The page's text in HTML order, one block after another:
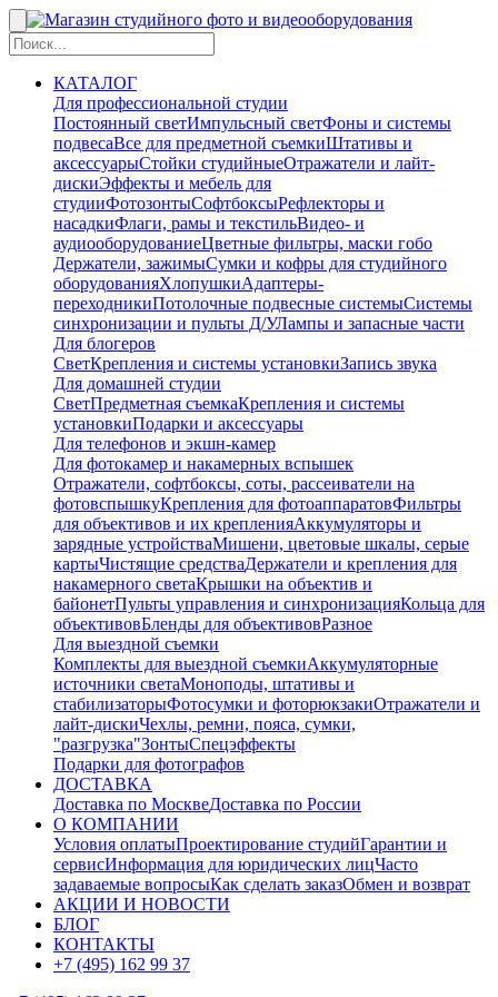
КАТАЛОГ
Для профессиональной студии
Постоянный светИмпульсный светФоны и системы
подвесаВсе для предметной съемкиШтативы и
аксессуарыСтойки студийныеОтражатели и лайт-
дискиЭффекты и мебель для
студииФотозонтыСофтбоксыРефлекторы и
насадкиФлаги, рамы и текстильВидео- и
аудиооборудованиеЦветные фильтры, маски гобо
Держатели, зажимыСумки и кофры для студийного
оборудованияХлопушкиАдаптеры-
переходникиПотолочные подвесные системыСистемы
синхронизации и пульты Д/УЛампы и запасные части
Для блогеров
СветКрепления и системы установкиЗапись звука
Для домашней студии
СветПредметная съемкаКрепления и системы
установкиПодарки и аксессуары
Для телефонов и экшн-камер
Для фотокамер и накамерных вспышек
Отражатели, софтбоксы, соты, рассеиватели на
фотовспышкуКрепления для фотоаппаратовФильтры
для объективов и их крепленияАккумуляторы и
зарядные устройстваМишени, цветовые шкалы, серые
картыЧистящие средстваДержатели и крепления для
накамерного светаКрышки на объектив и
байонетПульты управления и синхронизацияКольца для
объективовБленды для объективовРазное
Для выездной съемки
Комплекты для выездной съемкиАккумуляторные
источники светаМоноподы, штативы и
стабилизаторыФотосумки и фоторюкзакиОтражатели и
лайт-дискиЧехлы, ремни, пояса, сумки,
"разгрузка"ЗонтыСпецэффекты
Подарки для фотографов
ДОСТАВКА
Доставка по МосквеДоставка по России
О КОМПАНИИ
Условия оплатыПроектирование студийГарантии и
сервисИнформация для юридических лицЧасто
задаваемые вопросыКак сделать заказОбмен и возврат
АКЦИИ И НОВОСТИ
БЛОГ
КОНТАКТЫ
+7 (495) 162 99 37